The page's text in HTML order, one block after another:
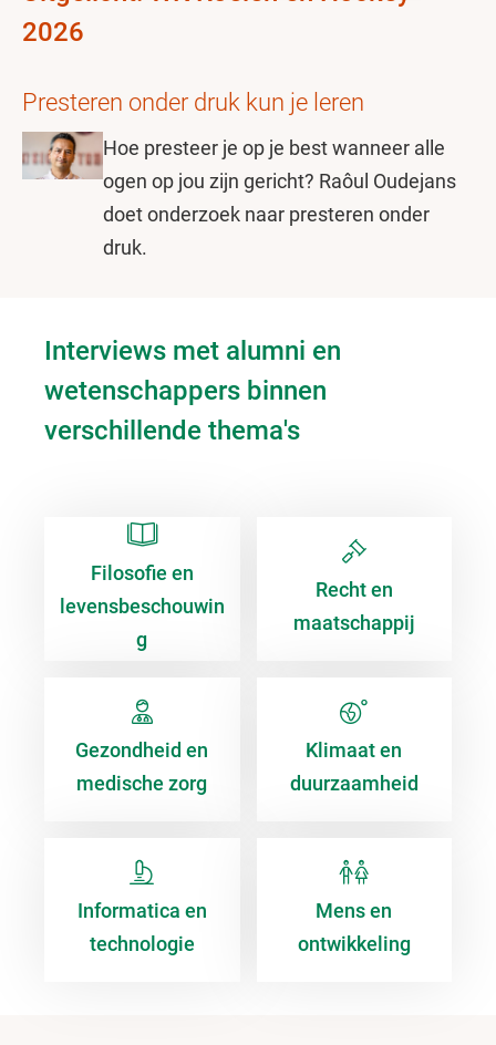
2026
Presteren onder druk kun je leren
Hoe presteer je op je best wanneer alle
ogen op jou zijn gericht? Raôul Oudejans
doet onderzoek naar presteren onder
druk.
Interviews met alumni en
wetenschappers binnen
verschillende thema's
Filosofie en
levensbeschouwin
g
Recht en
maatschappij
Gezondheid en
medische zorg
Klimaat en
duurzaamheid
Informatica en
technologie
Mens en
ontwikkeling